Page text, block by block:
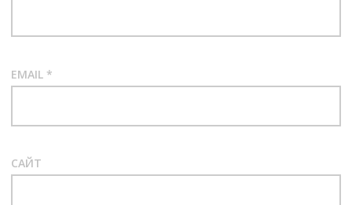
EMAIL *
САЙТ